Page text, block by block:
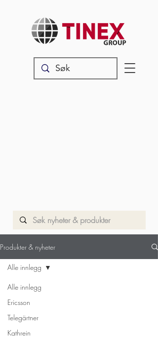
Produkter & nyheter
Alle innlegg
Ericsson
Telegärtner
Kathrein
Alle innlegg